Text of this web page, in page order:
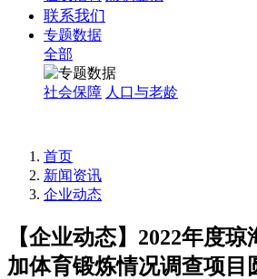
联系我们
专题数据
全部
社会保障 人口与老龄
首页
新闻资讯
企业动态
【企业动态】2022年度
加体育锻炼情况调查项目